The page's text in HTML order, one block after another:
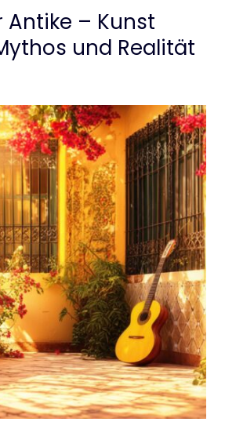
Antike – Kunst
und Realität